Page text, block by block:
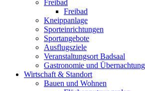
Freibad
Freibad
Kneippanlage
Sporteinrichtungen
Sportangebote
Ausflugsziele
Veranstaltungsort Badsaal
Gastronomie und Übernachtung
Wirtschaft & Standort
Bauen und Wohnen